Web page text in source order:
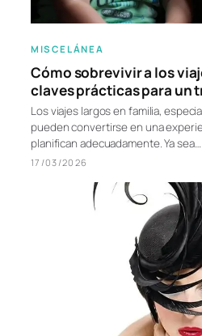
MISCELÁNEA
Cómo sobrevivir a los
claves prácticas para un
Los viajes largos en familia,
pueden convertirse en una
planifican adecuadamente. Ya sea…
17/03/2026